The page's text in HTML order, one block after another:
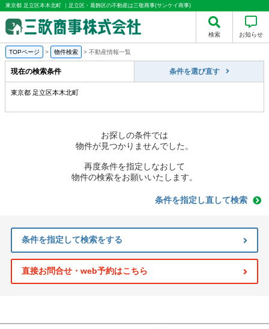
東京都 足立区本木北町 ｜足立区・葛飾区の不動産は三敬商事(サンケイ商事)
検索 お知らせ
TOPページ > 物件検索 > 不動産情報一覧
現在の検索条件 条件を選び直す
東京都 足立区本木北町
お探しの条件では
物件が見つかりませんでした。
再度条件を指定しなおして
物件の検索をお願いいたします。
条件を指定し直して検索
条件を指定して検索をする
直接お問合せ・web予約はこちら